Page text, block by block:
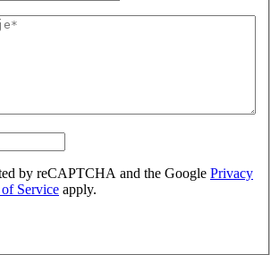
by reCAPTCHA and the Google Privacy
Service apply.